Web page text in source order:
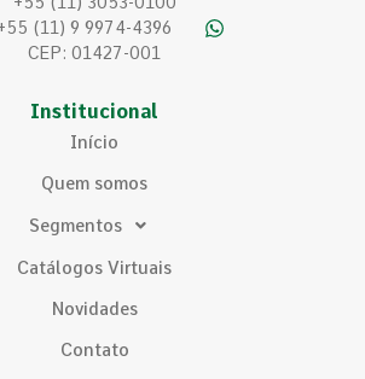
(11) 9 9974-4396
CEP: 01427-001
Institucional
Início
Quem somos
Segmentos
Catálogos Virtuais
Novidades
Contato